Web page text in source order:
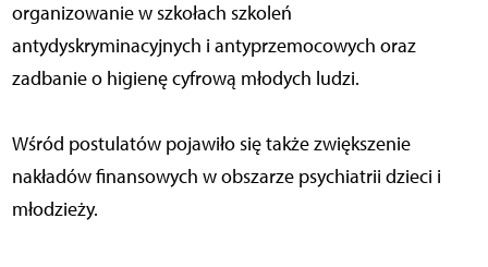
organizowanie w szkołach szkoleń
antydyskryminacyjnych i antyprzemocowych oraz
zadbanie o higienę cyfrową młodych ludzi.
Wśród postulatów pojawiło się także zwiększenie
nakładów finansowych w obszarze psychiatrii dzieci i
młodzieży.